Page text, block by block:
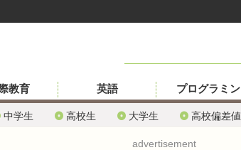
中学生 高校生 大学生 高校偏差値
教育 英語 プログラミ
advertisement